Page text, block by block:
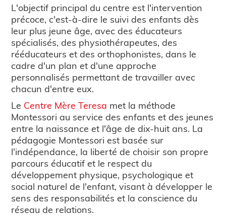
L'objectif principal du centre est l'intervention
précoce, c'est-à-dire le suivi des enfants dès
leur plus jeune âge, avec des éducateurs
spécialisés, des physiothérapeutes, des
rééducateurs et des orthophonistes, dans le
cadre d'un plan et d'une approche
personnalisés permettant de travailler avec
chacun d'entre eux.
Le Centre Mère Teresa met la méthode
Montessori au service des enfants et des jeunes
entre la naissance et l'âge de dix-huit ans. La
pédagogie Montessori est basée sur
l'indépendance, la liberté de choisir son propre
parcours éducatif et le respect du
développement physique, psychologique et
social naturel de l'enfant, visant à développer le
sens des responsabilités et la conscience du
réseau de relations.